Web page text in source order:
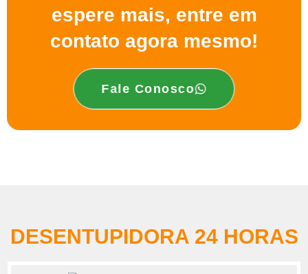
espere mais, entre em
contato agora mesmo!
Fale Conosco
DESENTUPIDORA 24 HORAS